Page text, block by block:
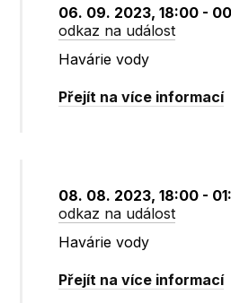
06. 09. 2023, 18:00 -
odkaz na událost
Havárie vody
Přejít na více informací
08. 08. 2023, 18:00 -
odkaz na událost
Havárie vody
Přejít na více informací